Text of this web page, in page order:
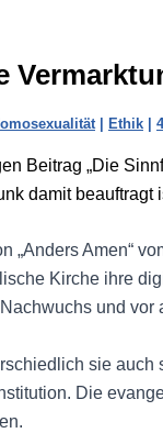
| Ethik |
Beitrag „Die
damit
„Anders Amen“
Kirche ihre
und
sie
Die